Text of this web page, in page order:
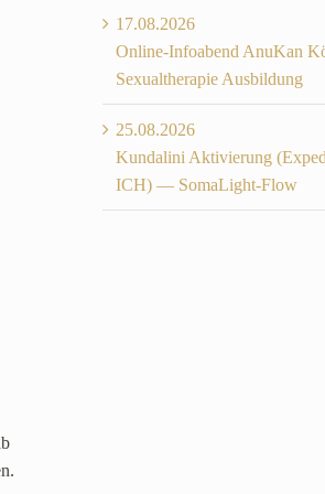
17.08.2026
Online-Infoabend AnuKan
Sexualtherapie Ausbildung
25.08.2026
Kundalini Aktivierung
ICH) — SomaLight-Flow